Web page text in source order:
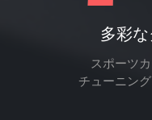
多彩
スポーツ
チューニン